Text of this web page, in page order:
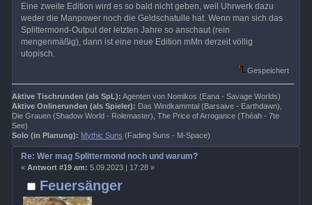
Eine zweite Edition wird es so bald nicht geben, weil Uhrwerk dazu
weder die Manpower noch die Geldschatulle hat. Wenn man sich das
Splittermond-Output der letzten Jahre so anschaut (rein
mengenmäßig), dann ist eine neue Edition mMn derzeit völlig
utopisch.
Gespeichert
Aktive Tischrunden (als SpL): Agenten von Nomikos (Eana - Savage Worlds)
Aktive Onlinerunden (als Spieler): Das Windkammtal (Barsaive - Earthdawn),
Die Grauen (Shadow World - Rolemaster), The Price of Arrogance (Théah - 7te
See)
Solo (in Planung): Mythic Suns (Fading Suns - M-Space)
Feuersänger
Re: Wer mag Splittermond noch und warum?
« Antwort #19 am: 5.09.2023 | 17:28 »